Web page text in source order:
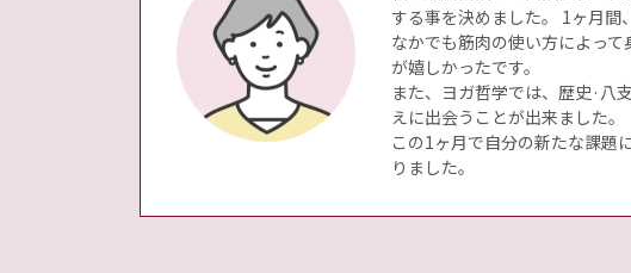
する事を決めました。 1ヶ月間
なかでも筋肉の使い方によっ
が嬉しかったです。
また、ヨガ哲学では、歴史·八
えに出会うことが出来ました。
この1ヶ月で自分の新たな課題
りました。